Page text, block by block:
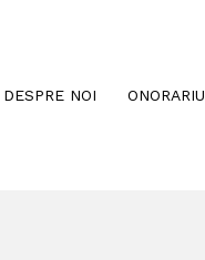
DESPRE NOI ONORARIU